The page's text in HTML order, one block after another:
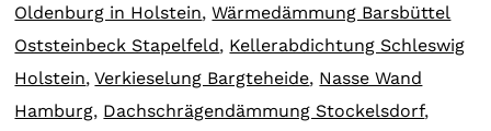
Oldenburg in Holstein,Wärmedämmung Barsbüttel
Oststeinbeck Stapelfeld, Kellerabdichtung Schleswig
Holstein,Verkieselung Bargteheide, Nasse Wand
Hamburg, Dachschrägendämmung Stockelsdorf,